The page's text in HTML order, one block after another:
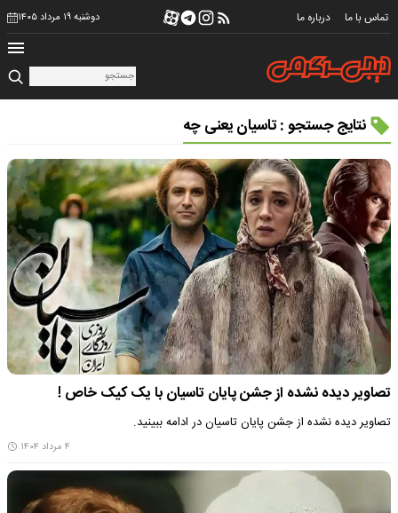
تماس با ما درباره ما دوشنبه ۱۹ مرداد ۱۴۰۵
نتایج جستجو : تاسیان یعنی چه
تصاویر دیده نشده از جشن پایان تاسیان با یک کیک خاص !
تصاویر دیده نشده از جشن پایان تاسیان در ادامه ببینید.
۴ مرداد ۱۴۰۴